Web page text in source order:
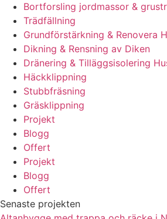
Bortforsling jordmassor &
Trädfällning
Grundförstärkning & Renovera
Dikning & Rensning av Diken
Dränering & Tilläggsisolering
Häckklippning
Stubbfräsning
Gräsklippning
Projekt
Blogg
Offert
Projekt
Blogg
Offert
Senaste projekten